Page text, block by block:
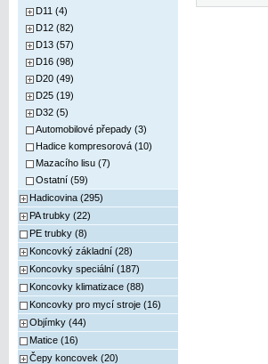
D11 (4)
D12 (82)
D13 (57)
D16 (98)
D20 (49)
D25 (19)
D32 (5)
Automobilové přepady (3)
Hadice kompresorová (10)
Mazacího lisu (7)
Ostatní (59)
Hadicovina (295)
PA trubky (22)
PE trubky (8)
Koncovký základní (28)
Koncovky speciální (187)
Koncovky klimatizace (88)
Koncovky pro mycí stroje (16)
Objímky (44)
Matice (16)
Čepy koncovek (20)